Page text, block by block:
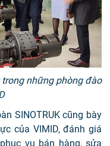
những phòng đào
SINOTRUK cũng bày
của VIMID, đánh giá
vụ bán hàng, sửa